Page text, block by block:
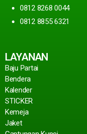
0812 8268 0044
0812 8855 6321
LAYANAN
Baju Partai
Bendera
Kalender
STICKER
Kemeja
Jaket